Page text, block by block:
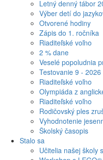
Letný denný tábor
Výber detí do
Otvorené hodiny
Zápis do 1. ročníka
Riaditeľské voľno
2 % dane
Veselé popoludnia
Testovanie 9 - 2026
Riaditeľské voľno
Olympiáda z
Riaditeľské voľno
Rodičovský ples
Vyhodnotenie
Školský časopis
Stalo sa
Učitelia našej školy